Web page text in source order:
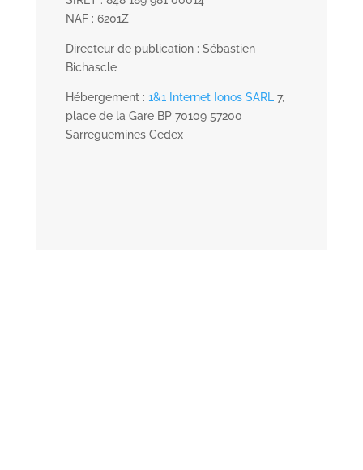
NAF : 6201Z
Directeur de publication : Sébastien
Bichascle
Hébergement : 1&1 Internet Ionos SARL7,
place de la Gare BP 70109 57200
Sarreguemines Cedex